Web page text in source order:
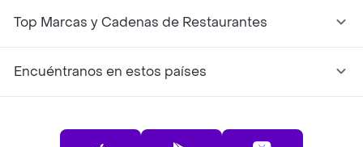
Top Marcas y Cadenas de Restaurantes
Encuéntranos en estos países